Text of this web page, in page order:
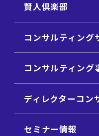
賢人倶楽部
コンサルティング
コンサルティング
ディレクターコン
セミナー情報